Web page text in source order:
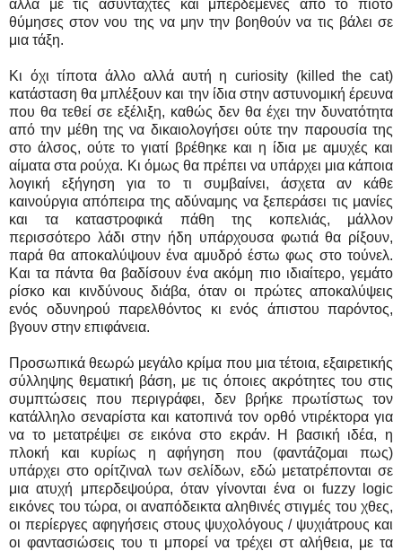
αλλά με τις ασύνταχτες και μπερδεμένες από το πιοτό
θύμησες στον νου της να μην την βοηθούν να τις βάλει σε
μια τάξη.
Κι όχι τίποτα άλλο αλλά αυτή η curiosity (killed the cat)
κατάσταση θα μπλέξουν και την ίδια στην αστυνομική έρευνα
που θα τεθεί σε εξέλιξη, καθώς δεν θα έχει την δυνατότητα
από την μέθη της να δικαιολογήσει ούτε την παρουσία της
στο άλσος, ούτε το γιατί βρέθηκε και η ίδια με αμυχές και
αίματα στα ρούχα. Κι όμως θα πρέπει να υπάρχει μια κάποια
λογική εξήγηση για το τι συμβαίνει, άσχετα αν κάθε
καινούργια απόπειρα της αδύναμης να ξεπεράσει τις μανίες
και τα καταστροφικά πάθη της κοπελιάς, μάλλον
περισσότερο λάδι στην ήδη υπάρχουσα φωτιά θα ρίξουν,
παρά θα αποκαλύψουν ένα αμυδρό έστω φως στο τούνελ.
Και τα πάντα θα βαδίσουν ένα ακόμη πιο ιδιαίτερο, γεμάτο
ρίσκο και κινδύνους διάβα, όταν οι πρώτες αποκαλύψεις
ενός οδυνηρού παρελθόντος κι ενός άπιστου παρόντος,
βγουν στην επιφάνεια.
Προσωπικά θεωρώ μεγάλο κρίμα που μια τέτοια, εξαιρετικής
σύλληψης θεματική βάση, με τις όποιες ακρότητες του στις
συμπτώσεις που περιγράφει, δεν βρήκε πρωτίστως τον
κατάλληλο σεναρίστα και κατοπινά τον ορθό ντιρέκτορα για
να το μετατρέψει σε εικόνα στο εκράν. Η βασική ιδέα, η
πλοκή και κυρίως η αφήγηση που (φαντάζομαι πως)
υπάρχει στο ορίτζιναλ των σελίδων, εδώ μετατρέπονται σε
μια ατυχή μπερδεψούρα, όταν γίνονται ένα οι fuzzy logic
εικόνες του τώρα, οι αναπόδεικτα αληθινές στιγμές του χθες,
οι περίεργες αφηγήσεις στους ψυχολόγους / ψυχιάτρους και
οι φαντασιώσεις του τι μπορεί να τρέχει στ αλήθεια, με τα